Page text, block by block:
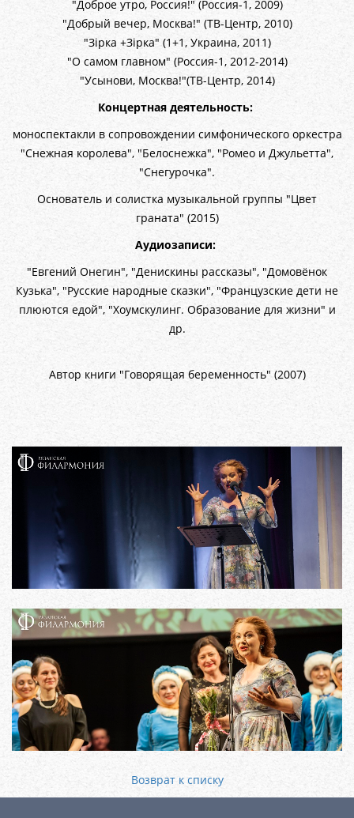
"Доброе утро, Россия!" (Россия-1, 2009)
"Добрый вечер, Москва!" (ТВ-Центр, 2010)
"Зiрка +Зiрка" (1+1, Украина, 2011)
"О самом главном" (Россия-1, 2012-2014)
"Усынови, Москва!"(ТВ-Центр, 2014)
Концертная деятельность:
моноспектакли в сопровождении симфонического оркестра
"Снежная королева", "Белоснежка", "Ромео и Джульетта",
"Снегурочка".
Основатель и солистка музыкальной группы "Цвет
граната" (2015)
Аудиозаписи:
"Евгений Онегин", "Денискины рассказы", "Домовёнок
Кузька", "Русские народные сказки", "Французские дети не
плюются едой", "Хоумскулинг. Образование для жизни" и
др.
Автор книги "Говорящая беременность" (2007)
Возврат к списку